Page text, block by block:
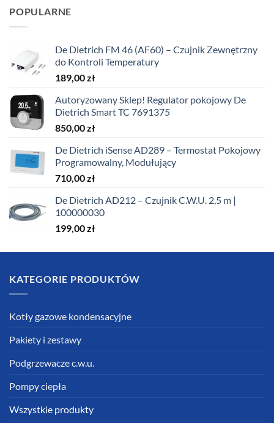
POPULARNE
De Dietrich FM 46 (AF60) – Czujnik Zewnętrzny
do Kontroli Temperatury
189,00zł
Autoryzowany Sklep! Regulator pokojowy De
Dietrich Smart TC 7691375
850,00zł
De Dietrich iSense AD289 – Termostat Pokojowy
Programowalny, Modułujący
710,00zł
De Dietrich AD212 – Czujnik C.W.U. 2,5 m |
100000030
199,00zł
KATEGORIE PRODUKTÓW
Kotły gazowe kondensacyjne
Pakiety i zestawy
Podgrzewacze c.w.u.
Pompy ciepła
Wszystkie produkty